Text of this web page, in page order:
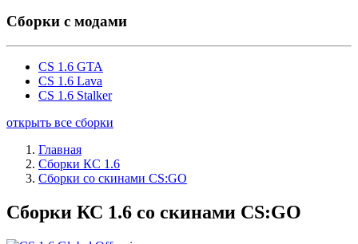
Сборки с модами
CS 1.6 GTA
CS 1.6 Lava
CS 1.6 Stalker
открыть все сборки
Главная
Сборки КС 1.6
Сборки со скинами CS:GO
Сборки КС 1.6 со скинами CS:GO